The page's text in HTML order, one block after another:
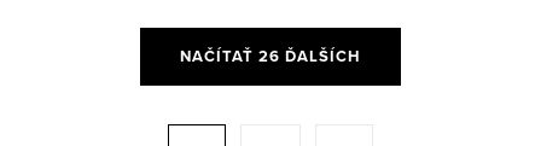
NAČÍTAŤ 26 ĎALŠÍCH